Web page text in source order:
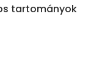
tartományok